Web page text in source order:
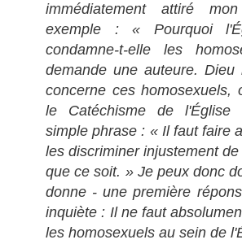
immédiatement attiré
exemple : « Pourquoi
condamne-t-elle les
demande une auteure.
concerne ces homosexuels,
le Catéchisme de l'Église
simple phrase : « Il faut faire
les discriminer injustement
que ce soit. » Je peux donc
donne - une première
inquiète : Il ne faut
les homosexuels au sein de